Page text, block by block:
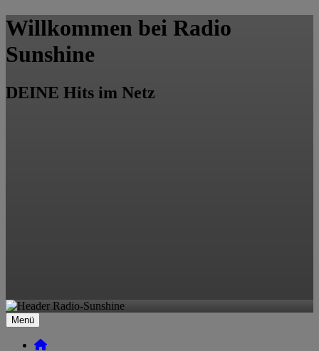
Willkommen bei Radio
Sunshine
DEINE Hits im Netz
Menü